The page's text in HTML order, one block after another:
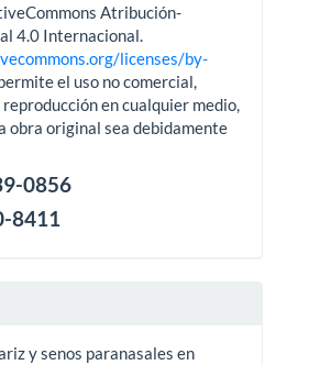
Atribución-
4.0 Internacional.
licenses/by-
el uso no comercial,
en cualquier medio,
obra original sea debidamente
0856
8411
y senos paranasales en